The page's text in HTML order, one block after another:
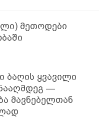
მეთოდები
ბაღის ყვავილი
—
მავნებელთან